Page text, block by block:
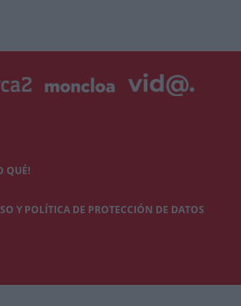
QUÉ!
Y POLÍTICA DE PROTECCIÓN DE DATOS